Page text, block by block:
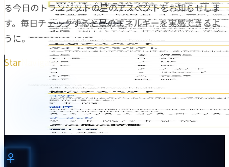
る今日のトランジットの星のアスペクトをお知らせしま
す。毎日チェックすると星のエネルギーを実感できるよ
うに。
Star Navigator
♀︎